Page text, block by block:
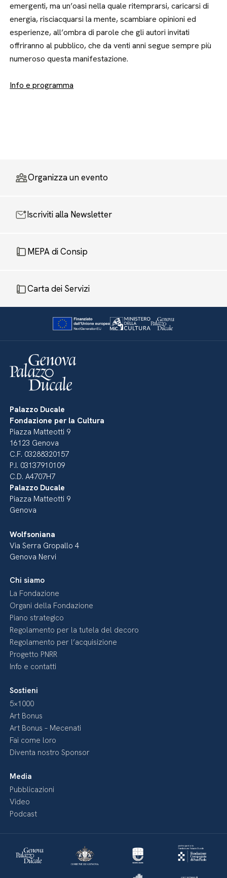
emergenti, ma un’oasi nella quale ritemprarsi, caricarsi di
energia, risciacquarsi la mente, scambiare opinioni ed
esperienze, all’ombra di parole che gli autori invitati
offriranno al pubblico, che da venti anni segue sempre più
numeroso questa manifestazione.
Info e programma
Organizza un evento
Iscriviti alla Newsletter
MEPA di Consip
Carta dei Servizi
Palazzo Ducale
Fondazione per la Cultura
Piazza Matteotti 9
16123 Genova
C.F. 03288320157
P.I. 03137910109
C.D. A4707H7
Palazzo Ducale
Piazza Matteotti 9
Genova
Wolfsoniana
Via Serra Gropallo 4
Genova Nervi
Chi siamo
La Fondazione
Organi della Fondazione
Piano strategico
Regolamento per la tutela del decoro
Regolamento per l’acquisizione
Progetto PNRR
Info e contatti
Sostieni
5×1000
Art Bonus
Art Bonus – Mecenati
Fai come loro
Diventa nostro Sponsor
Media
Pubblicazioni
Video
Podcast